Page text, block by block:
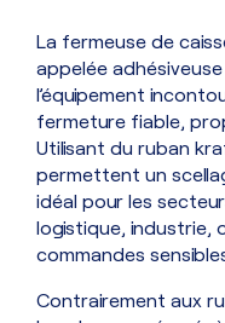
pour
marque et
vos colis.
La fermeuse de
appelée
l’équipement
fermeture fiable,
Utilisant du ruban
permettent un
idéal pour les
logistique, industrie,
commandes
Contrairement aux